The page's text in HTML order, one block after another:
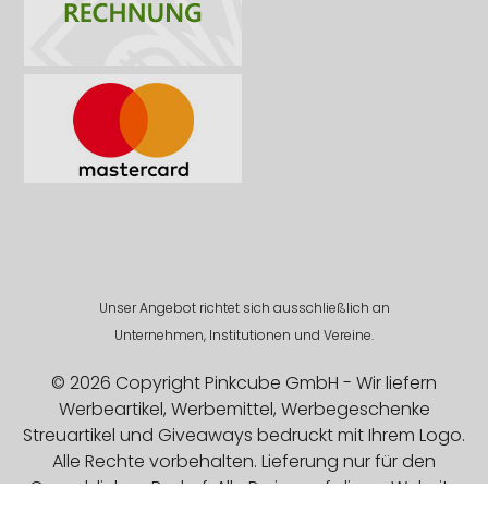
Unser Angebot richtet sich ausschließlich an
Unternehmen, Institutionen und Vereine.
© 2026 Copyright Pinkcube GmbH - Wir liefern
Werbeartikel, Werbemittel, Werbegeschenke
Streuartikel und Giveaways bedruckt mit Ihrem Logo.
Alle Rechte vorbehalten. Lieferung nur für den
Gewerblichen Bedarf. Alle Preise auf dieser Website